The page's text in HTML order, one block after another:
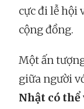
cực đi lễ hội
cộng đồng.
Một ấn
giữa người
Nhật có